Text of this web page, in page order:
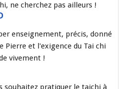
ne cherchez pas ailleurs !
enseignement, précis, donné
Pierre et l'exigence du Tai chi
vivement !
souhaitez pratiquer le taichi à